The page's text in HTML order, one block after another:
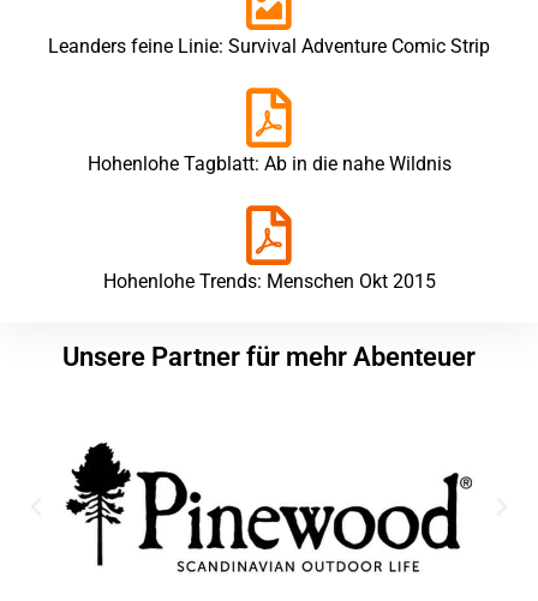
Leanders feine Linie: Survival Adventure Comic Strip
Hohenlohe Tagblatt: Ab in die nahe Wildnis
Hohenlohe Trends: Menschen Okt 2015
Unsere Partner für mehr Abenteuer